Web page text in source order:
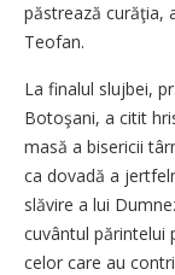
păstrează curăţia,
Teofan.
La finalul slujbei,
Botoşani, a citit
masă a bisericii
ca dovadă a
slăvire a lui
cuvântul părintelui
celor care au